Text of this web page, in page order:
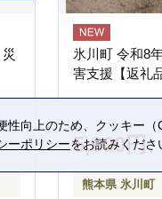
氷川町 令和8
害支援【返礼
5,000円
熊本県 氷川町
性向上のため、クッキー
ーポリシーをお読みくださ